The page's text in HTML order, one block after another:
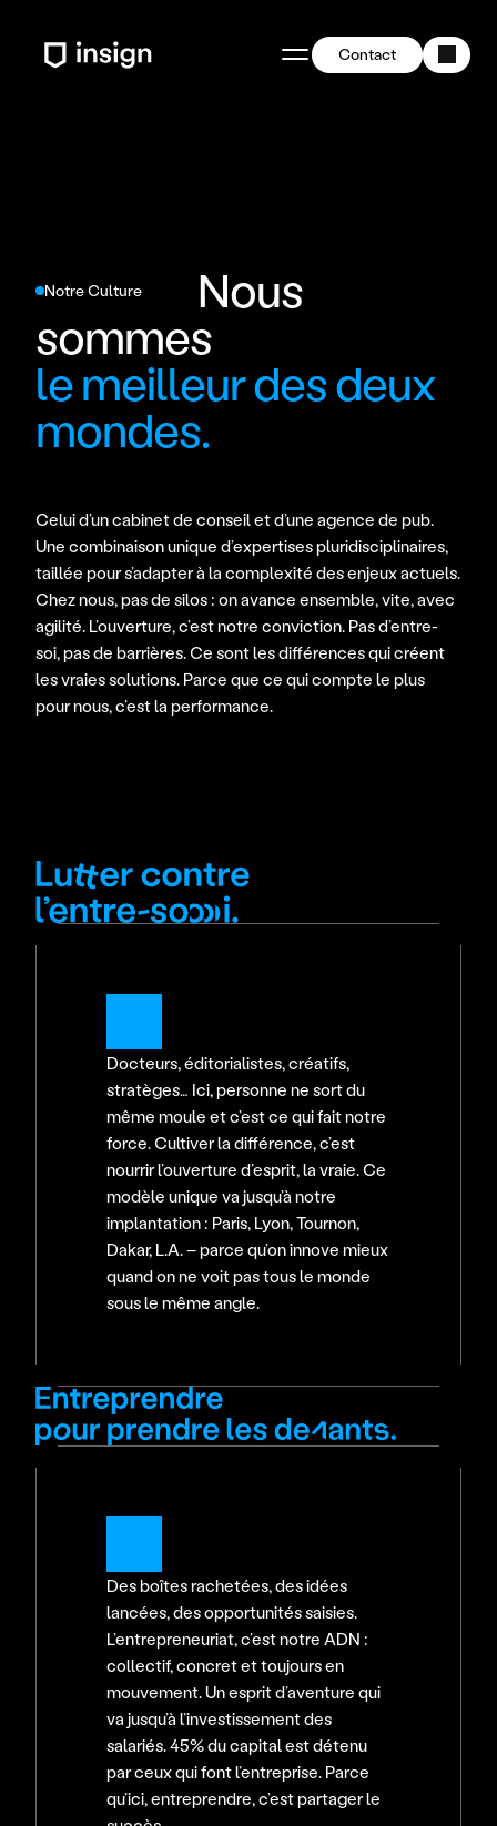
Contact
Notre Culture Nous
sommes
le meilleur des deux
mondes.
Celui d’un cabinet de conseil et d’une agence de pub.
Une combinaison unique d’expertises pluridisciplinaires,
taillée pour s’adapter à la complexité des enjeux actuels.
Chez nous, pas de silos : on avance ensemble, vite, avec
agilité. L’ouverture, c’est notre conviction. Pas d’entre-
soi, pas de barrières. Ce sont les différences qui créent
les vraies solutions. Parce que ce qui compte le plus
pour nous, c’est la performance.
Docteurs, éditorialistes, créatifs,
stratèges… Ici, personne ne sort du
même moule et c’est ce qui fait notre
force. Cultiver la différence, c’est
nourrir l’ouverture d’esprit, la vraie. Ce
modèle unique va jusqu’à notre
implantation : Paris, Lyon, Tournon,
Dakar, L.A. – parce qu’on innove mieux
quand on ne voit pas tous le monde
sous le même angle.
Des boîtes rachetées, des idées
lancées, des opportunités saisies.
L’entrepreneuriat, c’est notre ADN :
collectif, concret et toujours en
mouvement. Un esprit d’aventure qui
va jusqu’à l’investissement des
salariés. 45% du capital est détenu
par ceux qui font l’entreprise. Parce
qu’ici, entreprendre, c’est partager le